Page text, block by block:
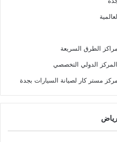
الطرق السريعة
الدولي التخصصي
مستر كار لصيانة السيارات بجدة